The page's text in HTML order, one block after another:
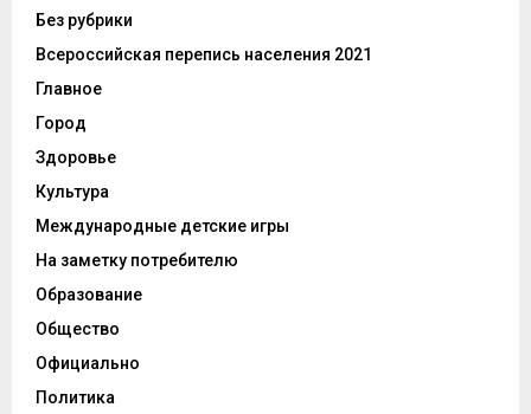
Без рубрики
Всероссийская перепись населения 2021
Главное
Город
Здоровье
Культура
Международные детские игры
На заметку потребителю
Образование
Общество
Официально
Политика